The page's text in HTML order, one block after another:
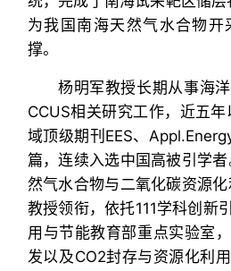
为我国南海天然气水合物开
撑。
杨明军教授长期从事海
CCUS相关研究工作，近五
域顶级期刊EES、
篇，连续入选中国高被引学
然气水合物与二氧化碳资源
教授领衔，依托111学科创新
用与节能教育部重点实验室
发以及CO2封存与资源化利